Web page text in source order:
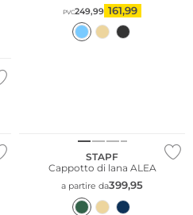
PVC249,99 161,99
STAPF
Cappotto di lana ALEA
a partire da399,95